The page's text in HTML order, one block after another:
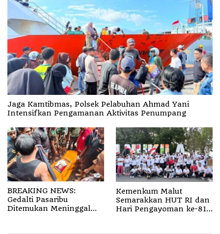
Jaga Kamtibmas, Polsek Pelabuhan Ahmad Yani
Intensifkan Pengamanan Aktivitas Penumpang
BREAKING NEWS:
Gedalti Pasaribu
Ditemukan Meninggal
Kemenkum Malut
Semarakkan HUT RI dan
Hari Pengayoman ke-81